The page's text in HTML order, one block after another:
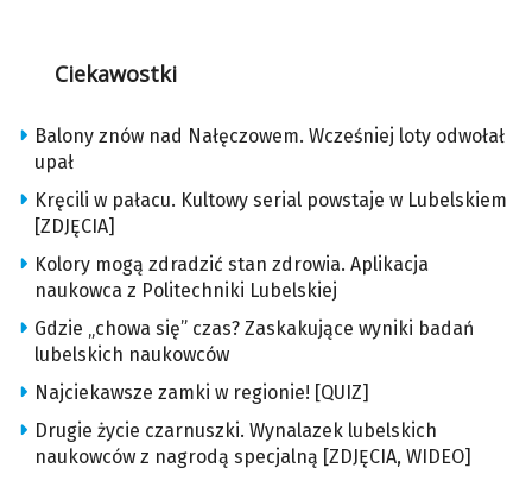
Ciekawostki
Balony znów nad Nałęczowem. Wcześniej loty odwołał
upał
Kręcili w pałacu. Kultowy serial powstaje w Lubelskiem
[ZDJĘCIA]
Kolory mogą zdradzić stan zdrowia. Aplikacja
naukowca z Politechniki Lubelskiej
Gdzie „chowa się” czas? Zaskakujące wyniki badań
lubelskich naukowców
Najciekawsze zamki w regionie! [QUIZ]
Drugie życie czarnuszki. Wynalazek lubelskich
naukowców z nagrodą specjalną [ZDJĘCIA, WIDEO]